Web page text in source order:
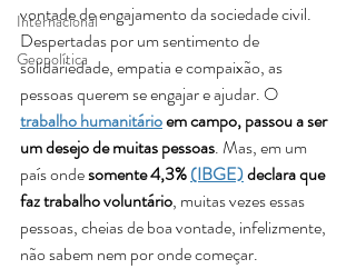
Internacional
Geopolítica
vontade de engajamento da sociedade civil.
Despertadas por um sentimento de
solidariedade, empatia e compaixão, as
pessoas querem se engajar e ajudar. O
trabalho humanitário em campo, passou a ser
um desejo de muitas pessoas. Mas, em um
país onde somente 4,3% (IBGE) declara que
faz trabalho voluntário, muitas vezes essas
pessoas, cheias de boa vontade, infelizmente,
não sabem nem por onde começar.